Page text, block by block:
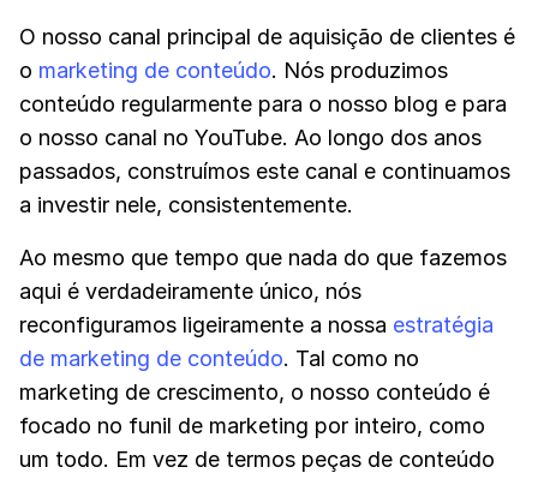
O nosso canal principal de aquisição de clientes é
o marketing de conteúdo. Nós produzimos
conteúdo regularmente para o nosso blog e para
o nosso canal no YouTube. Ao longo dos anos
passados, construímos este canal e continuamos
a investir nele, consistentemente.
Ao mesmo que tempo que nada do que fazemos
aqui é verdadeiramente único, nós
reconfiguramos ligeiramente a nossa estratégia
de marketing de conteúdo. Tal como no
marketing de crescimento, o nosso conteúdo é
focado no funil de marketing por inteiro, como
um todo. Em vez de termos peças de conteúdo